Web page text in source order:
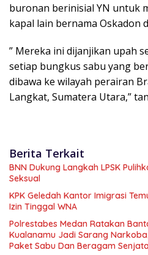
buronan berinisial YN untuk
kapal lain bernama Oskadon
” Mereka ini dijanjikan upah
setiap bungkus sabu yang
dibawa ke wilayah perairan
Langkat, Sumatera Utara,”
Berita Terkait
BNN Dukung Langkah LPSK
Seksual
KPK Geledah Kantor Imigrasi
Izin Tinggal WNA
Polrestabes Medan Ratakan
Kualanamu Jadi Sarang
Paket Sabu Dan Beragam